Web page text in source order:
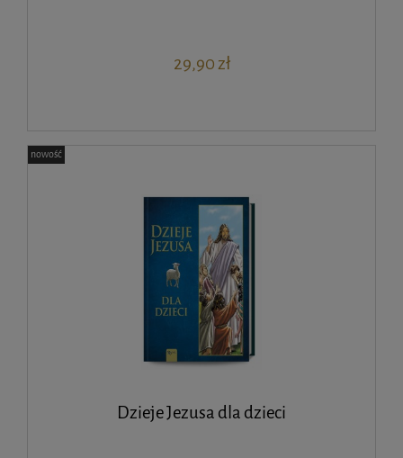
29,90 zł
Dzieje Jezusa dla dzieci
nowość